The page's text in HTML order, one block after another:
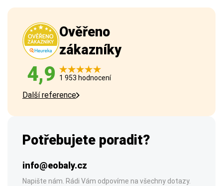
Ověřeno
zákazníky
4,9 1 953 hodnocení
Další reference
Potřebujete poradit?
info@eobaly.cz
Napište nám. Rádi Vám odpovíme na všechny dotazy.